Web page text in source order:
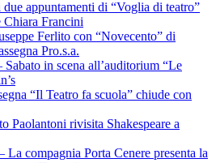
appuntamenti di “Voglia di teatro”
Chiara Francini
Ferlito con “Novecento” di
Pro.s.a.
in scena all’auditorium “Le
“Il Teatro fa scuola” chiude con
Paolantoni rivisita Shakespeare a
compagnia Porta Cenere presenta la